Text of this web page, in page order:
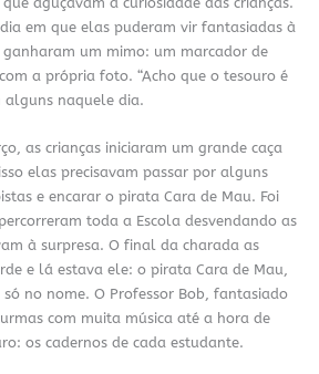
em que elas puderam vir fantasiadas à
ganharam um mimo: um marcador de
a própria foto. “Acho que o tesouro é
alguns naquele dia.
as crianças iniciaram um grande caça
elas precisavam passar por alguns
e encarar o pirata Cara de Mau. Foi
toda a Escola desvendando as
à surpresa. O final da charada as
e lá estava ele: o pirata Cara de Mau,
no nome. O Professor Bob, fantasiado
com muita música até a hora de
os cadernos de cada estudante.